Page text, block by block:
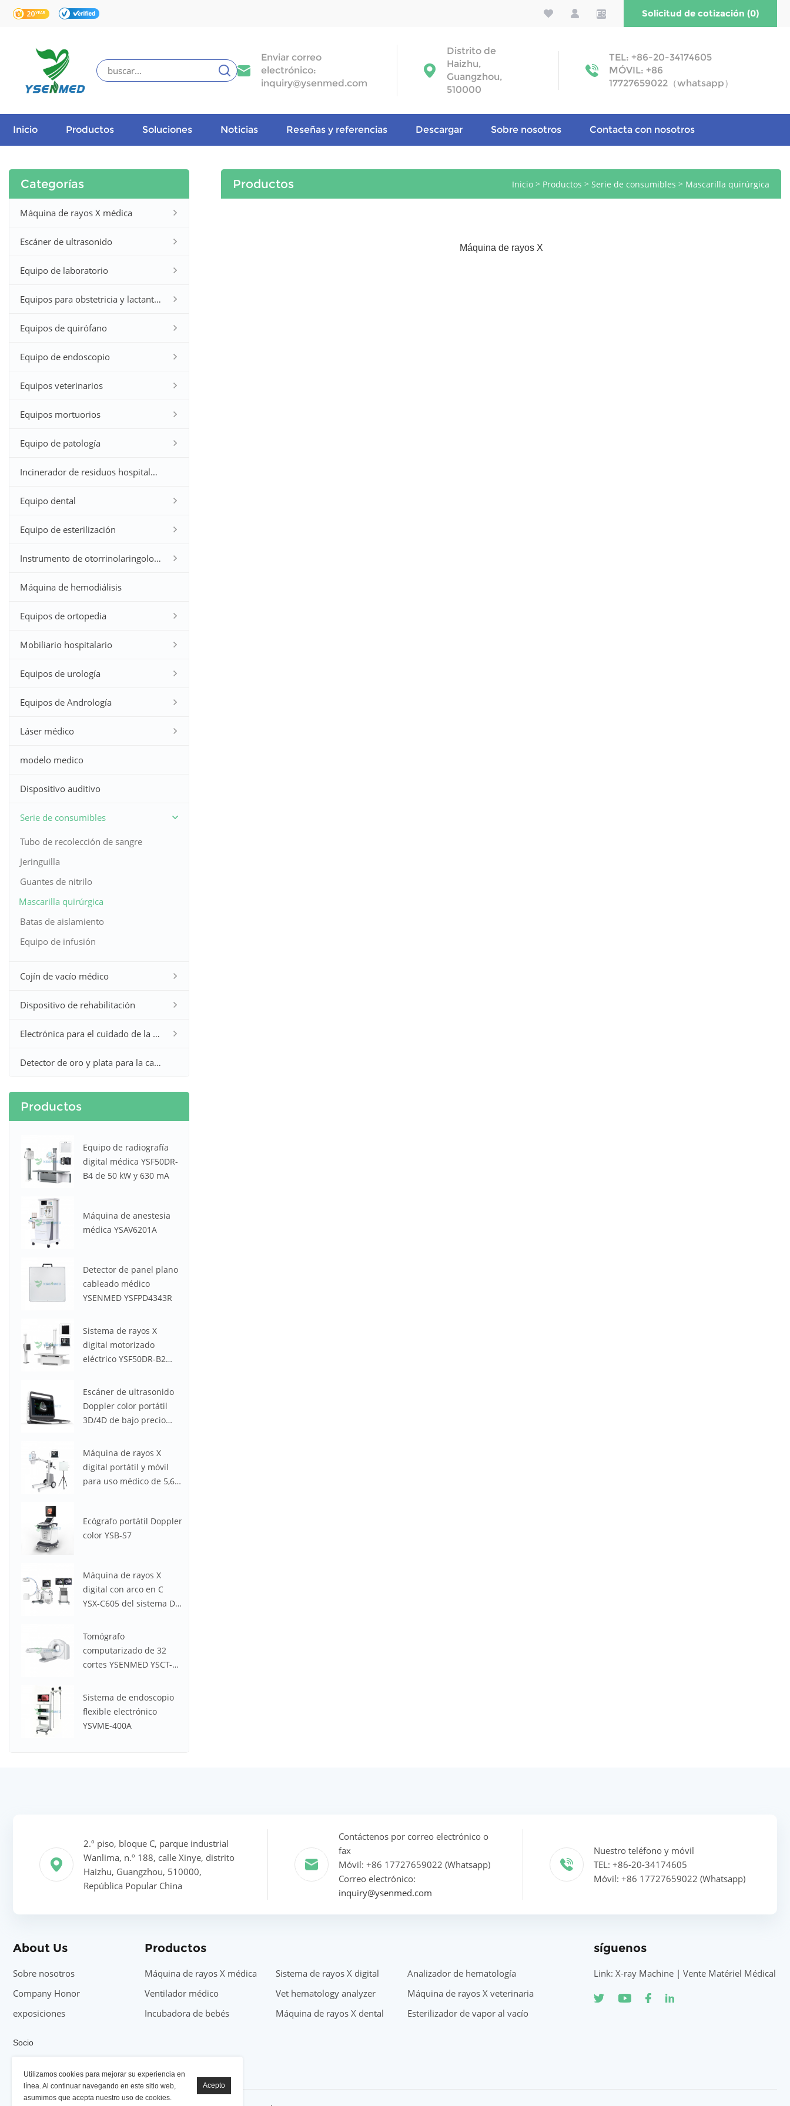
Utilizamos cookies para mejorar su experiencia en
línea. Al continuar navegando en este sitio web,
asumimos que acepta nuestro uso de cookies.
ES Solicitud de cotización (0)
Enviar correo
electrónico:
inquiry@ysenmed.com
Distrito de
Haizhu,
Guangzhou,
510000
TEL: +86-20-34174605
MÓVIL: +86
17727659022（whatsapp）
Inicio Productos Soluciones Noticias Reseñas y referencias Descargar Sobre nosotros Contacta con nosotros
Categorías
Máquina de rayos X médica
Escáner de ultrasonido
Equipo de laboratorio
Equipos para obstetricia y lactantes
Equipos de quirófano
Equipo de endoscopio
Equipos veterinarios
Equipos mortuorios
Equipo de patología
Incinerador de residuos hospitalarios
Equipo dental
Equipo de esterilización
Instrumento de otorrinolaringología
Máquina de hemodiálisis
Equipos de ortopedia
Mobiliario hospitalario
Equipos de urología
Equipos de Andrología
Láser médico
modelo medico
Dispositivo auditivo
Serie de consumibles
Tubo de recolección de sangre
Jeringuilla
Guantes de nitrilo
Mascarilla quirúrgica
Batas de aislamiento
Equipo de infusión
Cojín de vacío médico
Dispositivo de rehabilitación
Electrónica para el cuidado de la salud en el hogar
Detector de oro y plata para la caza
Productos
Equipo de radiografía
digital médica YSF50DR-
B4 de 50 kW y 630 mA
Máquina de anestesia
médica YSAV6201A
Detector de panel plano
cableado médico
YSENMED YSFPD4343R
Sistema de rayos X
digital motorizado
eléctrico YSF50DR-B2
630 mA
Escáner de ultrasonido
Doppler color portátil
3D/4D de bajo precio
Máquina de rayos X
digital portátil y móvil
para uso médico de 5,6
Ecógrafo portátil Doppler
color YSB-S7
Máquina de rayos X
digital con arco en C
YSX-C605 del sistema DR
Tomógrafo
computarizado de 32
cortes YSENMED YSCT-
Sistema de endoscopio
flexible electrónico
YSVME-400A
Productos Inicio> Productos > Serie de consumibles > Mascarilla quirúrgica
Máquina de rayos X
2.º piso, bloque C, parque industrial
Wanlima, n.º 188, calle Xinye, distrito
Haizhu, Guangzhou, 510000,
República Popular China
Contáctenos por correo electrónico o
fax
Móvil: +86 17727659022 (Whatsapp)
Correo electrónico:
inquiry@ysenmed.com
Nuestro teléfono y móvil
TEL: +86-20-34174605
Móvil: +86 17727659022 (Whatsapp)
About Us
Sobre nosotros
Company Honor
exposiciones
Productos
Máquina de rayos X médica Sistema de rayos X digital
Analizador de hematología
Ventilador médico
Vet hematology analyzer
Máquina de rayos X veterinaria
Incubadora de bebés
Máquina de rayos X dental Esterilizador de vapor al vacío
síguenos
Link: X-ray Machine | Vente Matériel Médical
Socio
Máquina de rayos X YSENMED